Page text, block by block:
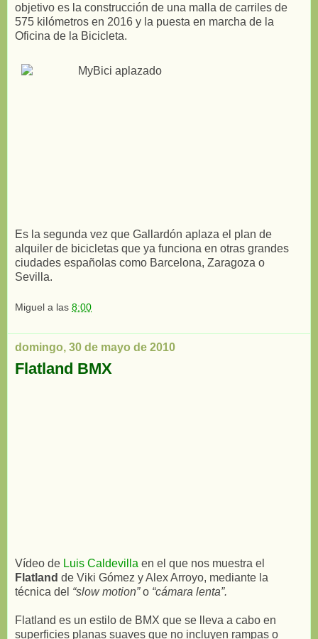
objetivo es la construcción de una malla de carriles de
575 kilómetros en 2016 y la puesta en marcha de la
Oficina de la Bicicleta.
Es la segunda vez que Gallardón aplaza el plan de
alquiler de bicicletas que ya funciona en otras grandes
ciudades españolas como Barcelona, Zaragoza o
Sevilla.
Miguel a las 8:00
domingo, 30 de mayo de 2010
Flatland BMX
Vídeo de Luis Caldevilla en el que nos muestra el
Flatland de Viki Gómez y Alex Arroyo, mediante la
técnica del “slow motion”o “cámara lenta”.
Flatland es un estilo de BMX que se lleva a cabo en
superficies planas suaves que no incluyen rampas o